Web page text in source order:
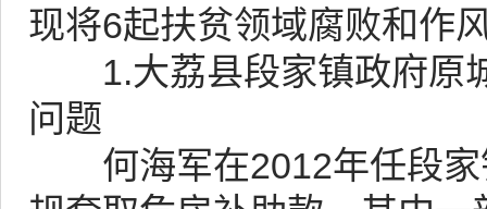
现将6起扶贫领域腐败和作
1.大荔县段家镇政府原
问题
何海军在2012年任段家